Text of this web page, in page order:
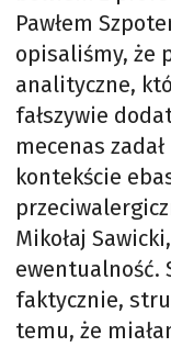
Pawłem
opisaliśmy, że
analityczne,
fałszywie
mecenas
kontekście
Mikołaj
ewentualność.
faktycznie,
temu, że